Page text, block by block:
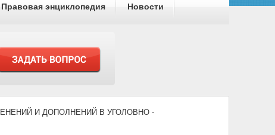
Правовая энциклопедия Новости
И ДОПОЛНЕНИЙ В УГОЛОВНО -